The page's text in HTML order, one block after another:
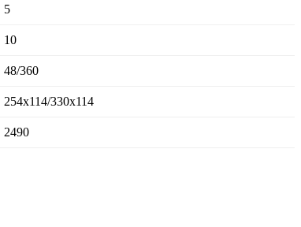
5
10
48/360
254x114/330x114
2490